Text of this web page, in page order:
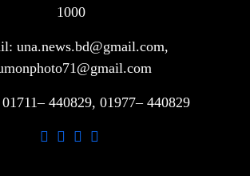
মাদ্রাসা সুপারের বিরুদ্ধে
গাড়ি বিক্রির পর মালিকানা পরিবর্তনে কঠোর
আ.লীগ ও বিএনপির বিরুদ্ধে সমানভাবে
1000
una.news.bd@gmail.com,
440829, 01977– 440829